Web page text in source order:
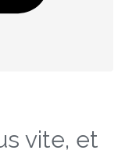
vite, et